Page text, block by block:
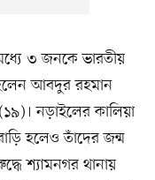
৩ জনকে ভারতীয়
হলেন আবদুর রহমান
নড়াইলের কালিয়া
হলেও তাঁদের জন্ম
শ্যামনগর থানায়